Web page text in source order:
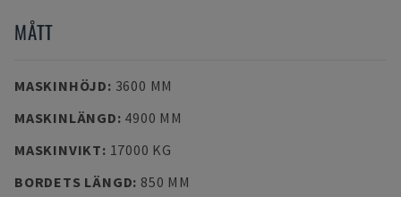
MÅTT
MASKINHÖJD: 3600 MM
MASKINLÄNGD: 4900 MM
MASKINVIKT: 17000 KG
BORDETS LÄNGD: 850 MM